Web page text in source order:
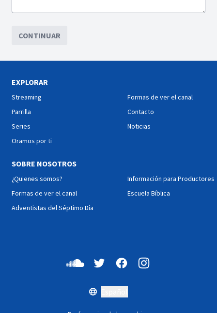
CONTINUAR
EXPLORAR
Streaming
Parrilla
Series
Oramos por ti
Formas de ver el canal
Contacto
Noticias
SOBRE NOSOTROS
¿Quienes somos?
Formas de ver el canal
Adventistas del Séptimo Día
Información para Productores
Escuela Bíblica